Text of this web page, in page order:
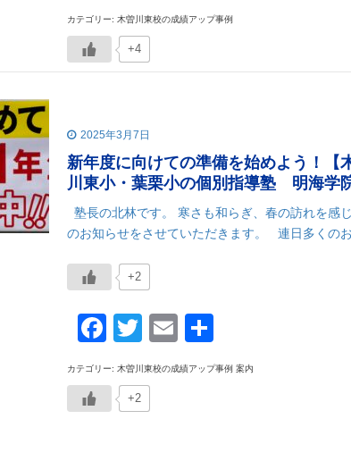
有
カテゴリー: 木曽川東校の成績アップ事例
+4
2025年3月7日
新年度に向けての準備を始めよう！【
川東小・葉栗小の個別指導塾 明海学
塾長の北林です。 寒さも和らぎ、春の訪れを感
のお知らせをさせていただきます。 連日多くの
+2
Facebook
Twitter
Email
有
カテゴリー: 木曽川東校の成績アップ事例 案内
+2